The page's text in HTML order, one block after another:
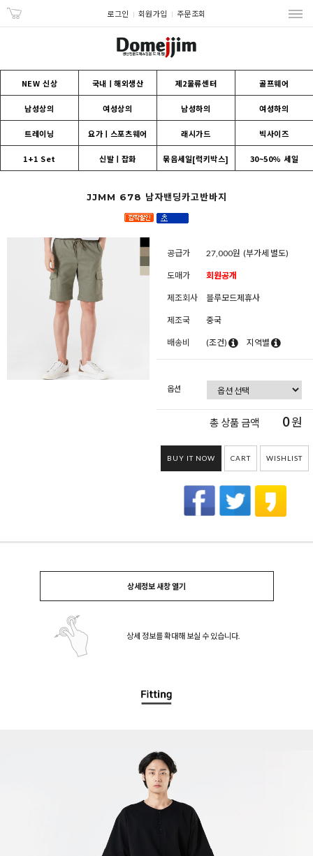
로그인 회원가입 주문조회
NEW 신상 국내ㅣ해외생산 제2물류센터 골프웨어
남성상의 여성상의 남성하의 여성하의
트레이닝 요가ㅣ스포츠웨어 래시가드 빅사이즈
1+1 Set 신발ㅣ잡화 묶음세일[럭키박스] 30~50% 세일
JJMM 678 남자밴딩카고반바지
공급가 27,000원 (부가세 별도)
도매가 회원공개
제조회사 블루모드제휴사
제조국 중국
배송비 (조건) 지역별
옵션
총 상품 금액 0원
BUY IT NOW CART WISHLIST
상세정보 새창 열기
상세 정보를 확대해 보실 수 있습니다.